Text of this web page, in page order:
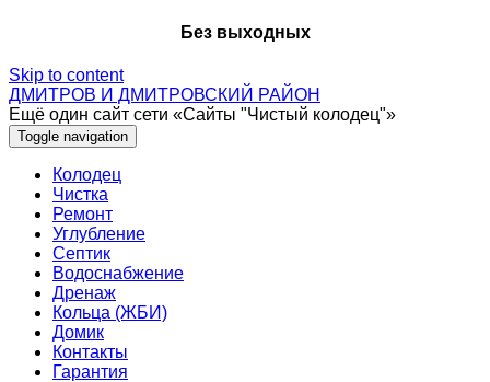
Без выходных
Skip to content
ДМИТРОВ И ДМИТРОВСКИЙ РАЙОН
Ещё один сайт сети «Сайты "Чистый колодец"»
Toggle navigation
Колодец
Чистка
Ремонт
Углубление
Септик
Водоснабжение
Дренаж
Кольца (ЖБИ)
Домик
Контакты
Гарантия